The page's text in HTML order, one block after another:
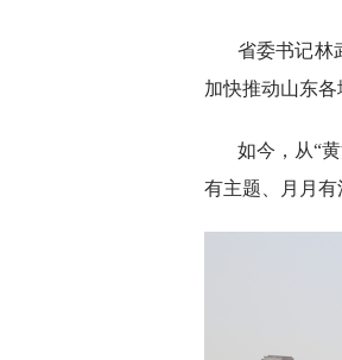
省委书记林
加快推动山东各
如今，从“
有主题、月月有